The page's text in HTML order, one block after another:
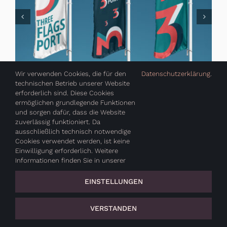
VERENA FABIAN
VERMÖGENSWERK AG
Wir verwenden Cookies, die für den
technischen Betrieb unserer Website
erforderlich sind. Diese Cookies
ermöglichen grundlegende Funktionen
und sorgen dafür, dass die Website
zuverlässig funktioniert. Da
ausschließlich technisch notwendige
Cookies verwendet werden, ist keine
Einwilligung erforderlich. Weitere
Informationen finden Sie in unserer
Datenschutzerklärung.
EINSTELLUNGEN
VERSTANDEN